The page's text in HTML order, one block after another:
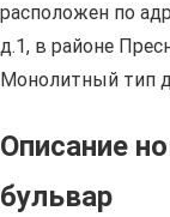
расположен по
д.1, в районе
Монолитный тип
Описание
бульвар